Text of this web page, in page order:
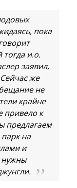
пока
тогда и.о.
заявил,
же
не
крайне
привело к
предлагаем
на
и
нужны